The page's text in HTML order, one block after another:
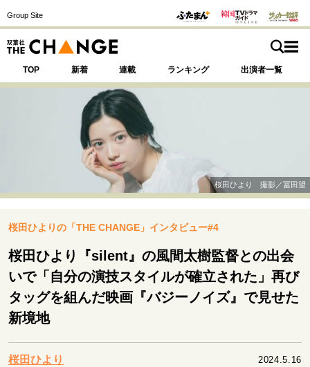
Group Site
TOP 新着 連載 ランキング 出演者一覧
注目の記事テーマで探す
運命を変えた出会い 決断の裏側
挫折からの再起
表現者の葛藤
人生が動いた日 10代の挫折と原点
キャリア・働き方
大人の学び直し
桜田ひより 撮影／冨田望
桜田ひよりの「THE CHANGE」インタビュー#4
桜田ひより『silent』の風間太樹監督との出会
いで「自分の演技スタイルが確立された」再び
タッグを組んだ映画『バジーノイズ』で見せた
新境地
桜田ひより 2024.5.16